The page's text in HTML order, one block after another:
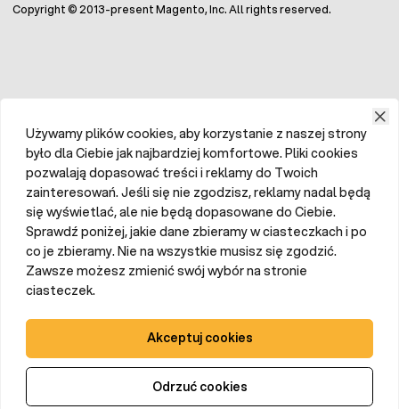
Copyright © 2013-present Magento, Inc. All rights reserved.
Używamy plików cookies, aby korzystanie z naszej strony
było dla Ciebie jak najbardziej komfortowe. Pliki cookies
pozwalają dopasować treści i reklamy do Twoich
zainteresowań. Jeśli się nie zgodzisz, reklamy nadal będą
się wyświetlać, ale nie będą dopasowane do Ciebie.
Sprawdź poniżej, jakie dane zbieramy w ciasteczkach i po
co je zbieramy. Nie na wszystkie musisz się zgodzić.
Zawsze możesz zmienić swój wybór na stronie
ciasteczek.
Akceptuj cookies
Odrzuć cookies